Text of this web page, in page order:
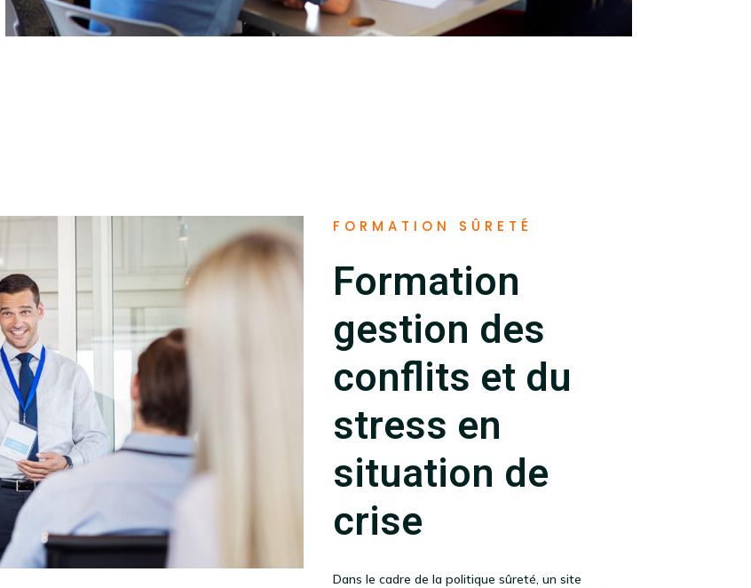
FORMATION SÛRETÉ
Formation
gestion des
conflits et du
stress en
situation de
crise
Dans le cadre de la politique sûreté, un site